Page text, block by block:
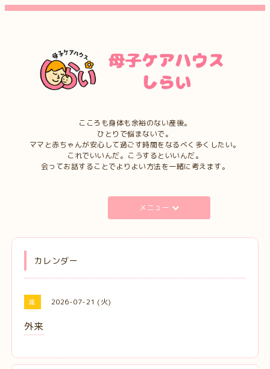
こころも身体も余裕のない産後。
ひとりで悩まないで。
ママと赤ちゃんが安心して過ごす時間をなるべく多くしたい。
これでいいんだ。こうするといいんだ。
会ってお話することでよりよい方法を一緒に考えます。
メニュー
カレンダー
満 2026-07-21 (火)
外来